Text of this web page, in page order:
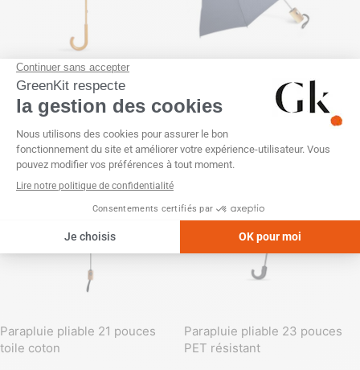
Parapluie manuel poignée et
armature bois
SKU :GK21534
SKU :GK20824
Parapluie pliable 21 pouces
toile coton
Parapluie pliable 23 pouces
PET résistant